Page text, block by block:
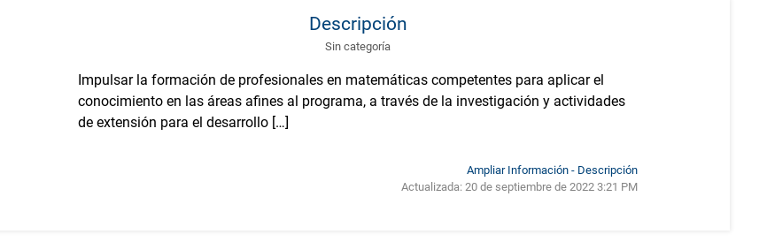
Descripción
Sin categoría
Impulsar la formación de profesionales en matemáticas competentes para aplicar el
conocimiento en las áreas afines al programa, a través de la investigación y actividades
de extensión para el desarrollo […]
Ampliar Información - Descripción
Actualizada:20 de septiembre de 2022 3:21 PM